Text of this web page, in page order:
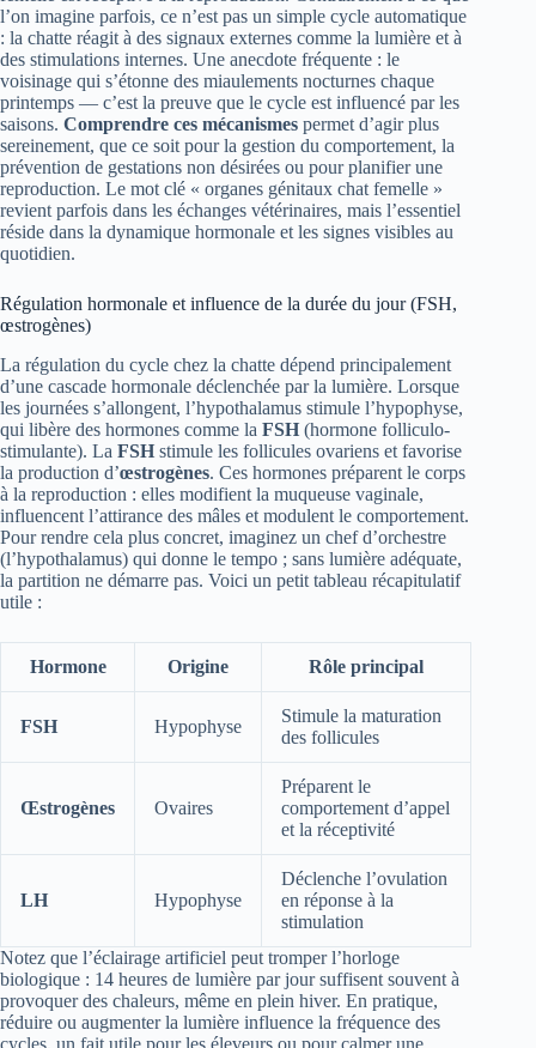
l’on imagine parfois, ce n’est pas un simple cycle automatique
: la chatte réagit à des signaux externes comme la lumière et à
des stimulations internes. Une anecdote fréquente : le
voisinage qui s’étonne des miaulements nocturnes chaque
printemps — c’est la preuve que le cycle est influencé par les
saisons. Comprendre ces mécanismes permet d’agir plus
sereinement, que ce soit pour la gestion du comportement, la
prévention de gestations non désirées ou pour planifier une
reproduction. Le mot clé « organes génitaux chat femelle »
revient parfois dans les échanges vétérinaires, mais l’essentiel
réside dans la dynamique hormonale et les signes visibles au
quotidien.
Régulation hormonale et influence de la durée du jour (FSH,
œstrogènes)
La régulation du cycle chez la chatte dépend principalement
d’une cascade hormonale déclenchée par la lumière. Lorsque
les journées s’allongent, l’hypothalamus stimule l’hypophyse,
qui libère des hormones comme la FSH (hormone folliculo-
stimulante). La FSH stimule les follicules ovariens et favorise
la production d’œstrogènes. Ces hormones préparent le corps
à la reproduction : elles modifient la muqueuse vaginale,
influencent l’attirance des mâles et modulent le comportement.
Pour rendre cela plus concret, imaginez un chef d’orchestre
(l’hypothalamus) qui donne le tempo ; sans lumière adéquate,
la partition ne démarre pas. Voici un petit tableau récapitulatif
utile :
Hormone Origine Rôle principal
FSH Hypophyse
Stimule la maturation
des follicules
Œstrogènes Ovaires
Préparent le
comportement d’appel
et la réceptivité
LH Hypophyse
Déclenche l’ovulation
en réponse à la
stimulation
Notez que l’éclairage artificiel peut tromper l’horloge
biologique : 14 heures de lumière par jour suffisent souvent à
provoquer des chaleurs, même en plein hiver. En pratique,
réduire ou augmenter la lumière influence la fréquence des